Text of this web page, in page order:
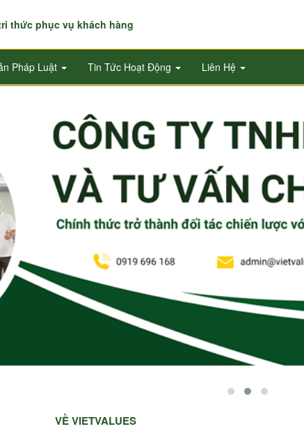
thức phục vụ khách hàng
Pháp Luật Tin Tức Hoạt Động Liên Hệ
VỀ VIETVALUES